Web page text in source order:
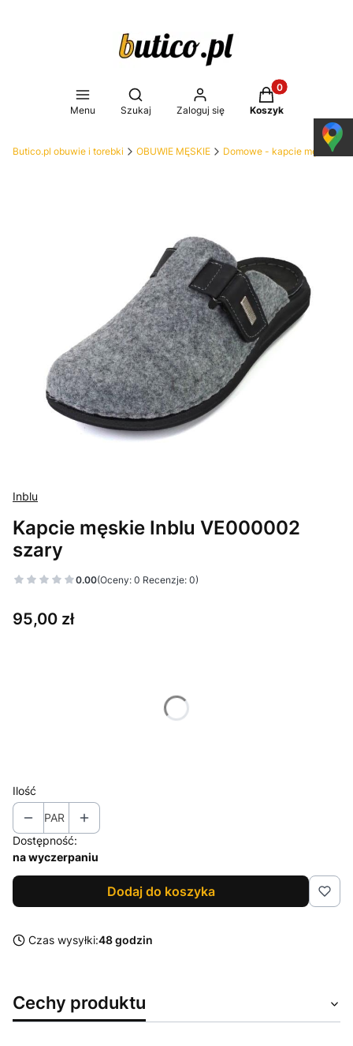
Menu
Otwórz wyszukiwarkę
Szukaj Zaloguj się
Produkty w
Koszyk
Butico.pl obuwie i torebki OBUWIE MĘSKIE Domowe - kapcie męskie
Inblu
Kapcie męskie Inblu VE000002
szary
0.00(Oceny: 0 Recenzje: 0)
Cena
95,00 zł
Ilość
PAR
Dostępność:
na wyczerpaniu
Dodaj do koszyka
Czas wysyłki:48 godzin
Cechy produktu